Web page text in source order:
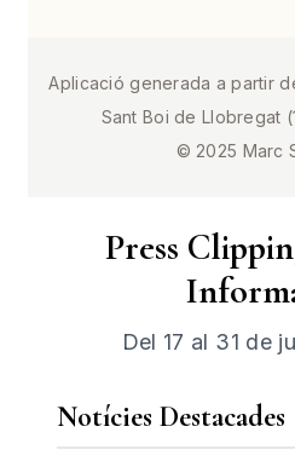
Aplicació generada a partir
Sant Boi de Llobregat
© 2025 Marc
Press
Del 17 al 31 de
Notícies Destacades